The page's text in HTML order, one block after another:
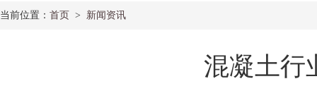
当前位置： 首页 > 新闻资讯
混凝土行